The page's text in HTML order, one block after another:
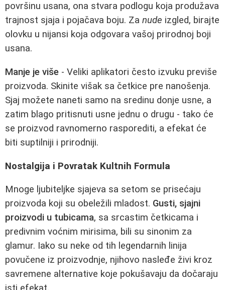
površinu usana, ona stvara podlogu koja produžava
trajnost sjaja i pojačava boju. Za nude izgled, birajte
olovku u nijansi koja odgovara vašoj prirodnoj boji
usana.
Manje je više - Veliki aplikatori često izvuku previše
proizvoda. Skinite višak sa četkice pre nanošenja.
Sjaj možete naneti samo na sredinu donje usne, a
zatim blago pritisnuti usne jednu o drugu - tako će
se proizvod ravnomerno rasporediti, a efekat će
biti suptilniji i prirodniji.
Nostalgija i Povratak Kultnih Formula
Mnoge ljubiteljke sjajeva sa setom se prisećaju
proizvoda koji su obeležili mladost. Gusti, sjajni
proizvodi u tubicama, sa srcastim četkicama i
predivnim voćnim mirisima, bili su sinonim za
glamur. Iako su neke od tih legendarnih linija
povučene iz proizvodnje, njihovo nasleđe živi kroz
savremene alternative koje pokušavaju da dočaraju